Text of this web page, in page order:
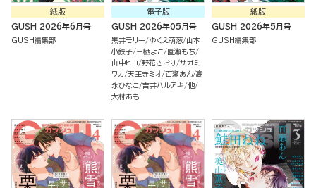
紙版
GUSH 2026年6月号
GUSH編集部
電子版
GUSH 2026年05月号
黒井モリー ゆくえ萌葱 山本
小鉄子 三栖よこ
園瀬もち
山中ヒコ 野花さおり
サガミ
ワカ 天王寺ミオ 百瀬あん 高
永ひなこ 吉井ハルアキ 他
大村あも
紙版
GUSH 2026年5月号
GUSH編集部